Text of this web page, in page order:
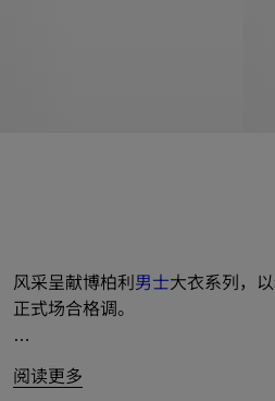
风采呈献博柏利男士大衣系列，
正式场合格调。
造，搭配经典量裁之作，轻松叠穿
阅读更多